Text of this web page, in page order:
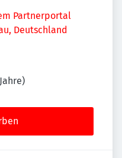
Partnerportal
Deutschland